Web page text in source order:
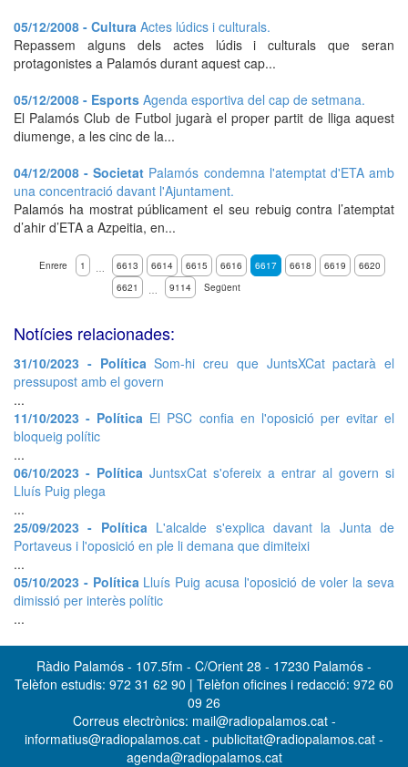
05/12/2008 - Cultura Actes lúdics i culturals.
Repassem alguns dels actes lúdis i culturals que seran
protagonistes a Palamós durant aquest cap...
05/12/2008 - Esports Agenda esportiva del cap de setmana.
El Palamós Club de Futbol jugarà el proper partit de lliga aquest
diumenge, a les cinc de la...
04/12/2008 - Societat Palamós condemna l'atemptat d'ETA amb
una concentració davant l'Ajuntament.
Palamós ha mostrat públicament el seu rebuig contra l’atemptat
d’ahir d’ETA a Azpeitia, en...
Enrere 1 … 6613 6614 6615 6616 6617 6618 6619
6620
6621
… 9114 Següent
Notícies relacionades:
31/10/2023 - PolíticaSom-hi creu que JuntsXCat pactarà el
pressupost amb el govern
...
11/10/2023 - Política El PSC confia en l'oposició per evitar el
bloqueig polític
...
06/10/2023 - Política JuntsxCat s'ofereix a entrar al govern si
Lluís Puig plega
...
25/09/2023 - PolíticaL'alcalde s'explica davant la Junta de
Portaveus i l'oposició en ple li demana que dimiteixi
...
05/10/2023 - PolíticaLluís Puig acusa l'oposició de voler la seva
dimissió per interès polític
...
Ràdio Palamós - 107.5fm - C/Orient 28 - 17230 Palamós -
Telèfon estudis: 972 31 62 90 | Telèfon oficines i redacció: 972 60
09 26
Correus electrònics: mail@radiopalamos.cat -
informatius@radiopalamos.cat - publicitat@radiopalamos.cat -
agenda@radiopalamos.cat